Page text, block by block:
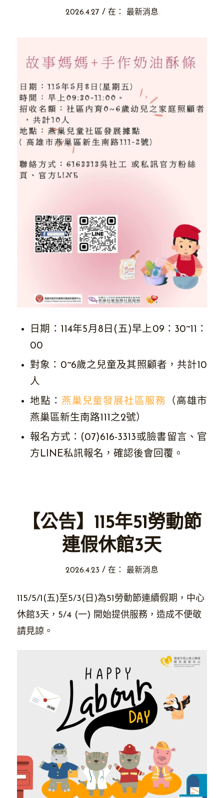
2026.4.27 / 在： 最新消息
日期：114年5月8日(五)早上09：30~11：
00
對象：0~6歲之兒童及其照顧者，共計10
人
地點： 燕巢兒童發展社區服務 （高雄市
燕巢區新生南路111之2號）
報名方式：(07)616-3313或臉書留言、官
方LINE私訊報名，確認後會回覆。
【公告】115年51勞動節
連假休館3天
2026.4.23 / 在： 最新消息
115/5/1(五)至5/3(日)為51勞動節連續假期，中心
休館3天，5/4 (一) 開始提供服務，造成不便敬
請見諒。